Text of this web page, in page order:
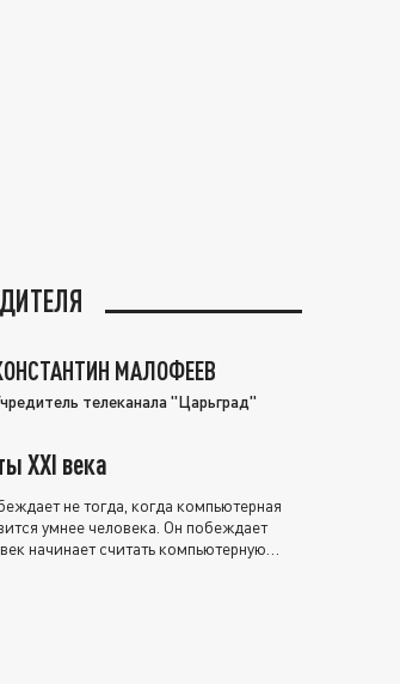
МАЛОФЕЕВ
телеканала "Царьград"
XXI века
не тогда, когда компьютерная
умнее человека. Он побеждает
начинает считать компьютерную